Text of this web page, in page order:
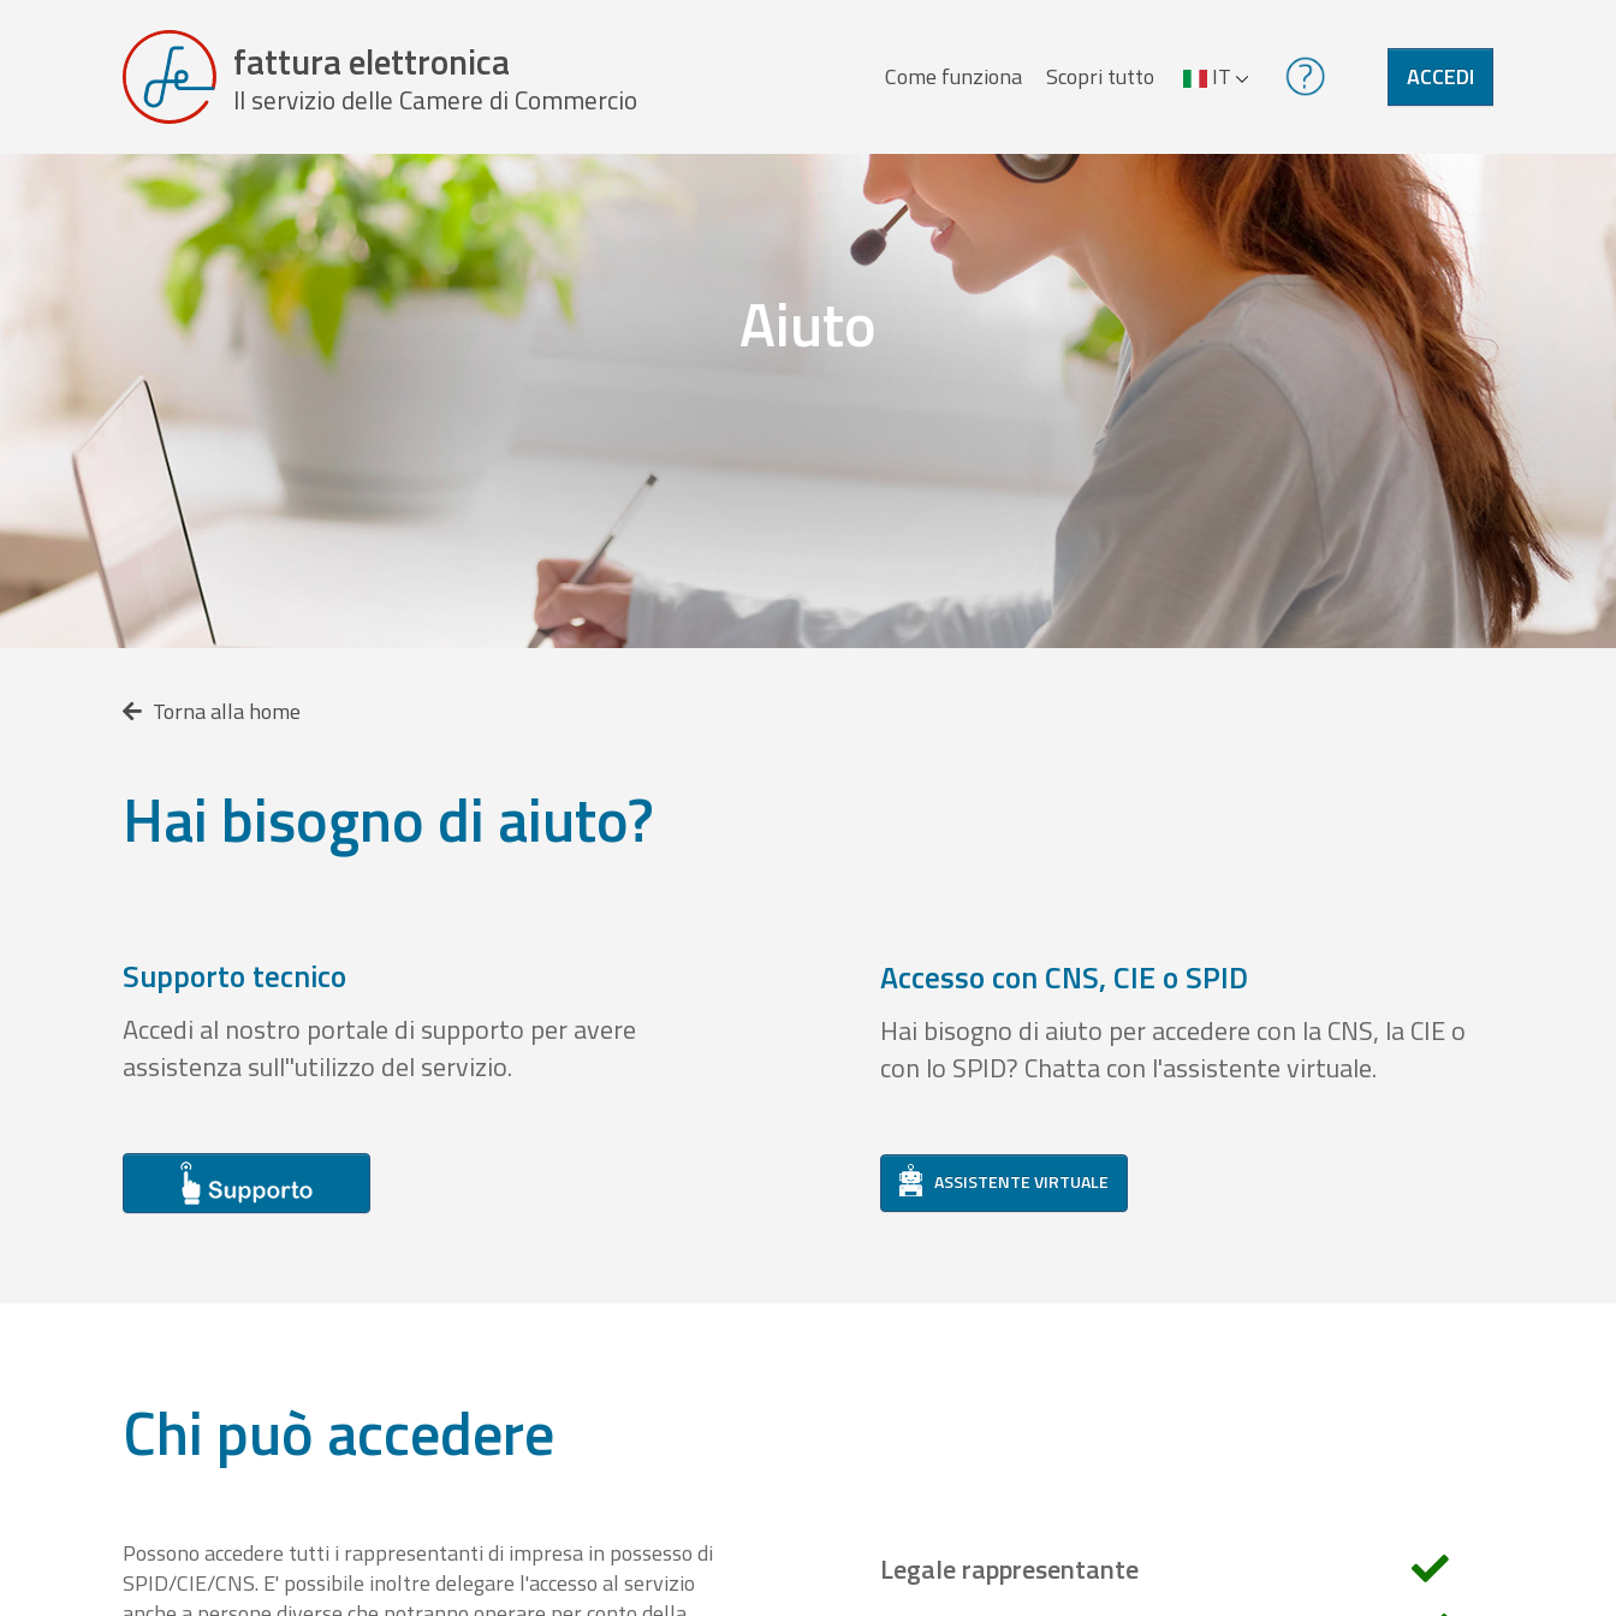
fattura elettronica
Il servizio delle Camere di Commercio Menu
Come funziona Scopri tutto IT ACCEDI
Aiuto
Torna alla home
Hai bisogno di aiuto?
Supporto tecnico
Accedi al nostro portale di supporto per avere
assistenza sull''utilizzo del servizio.
Accesso con CNS, CIE o SPID
Hai bisogno di aiuto per accedere con la CNS, la CIE o
con lo SPID? Chatta con l'assistente virtuale.
ASSISTENTE VIRTUALE
Chi può accedere
Possono accedere tutti i rappresentanti di impresa in possesso di
SPID/CIE/CNS. E' possibile inoltre delegare l'accesso al servizio
Legale rappresentante